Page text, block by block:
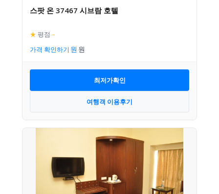
스팟 온 37467 시브람 호텔
★ 평점 –
가격 확인하기
최저가확인
여행객 이용후기